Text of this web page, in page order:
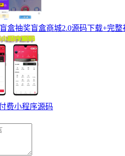
盒抽奖盲盒商城2.0源码下载+完整
费小程序源码